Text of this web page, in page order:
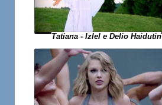
Tatiana - Izlel e Delio Haidutin